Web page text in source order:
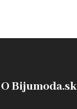
O Bijumoda.sk